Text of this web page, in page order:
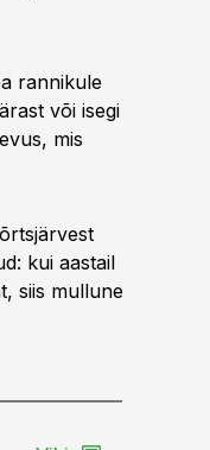
rannikule
või isegi
mis
kui aastail
siis mullune